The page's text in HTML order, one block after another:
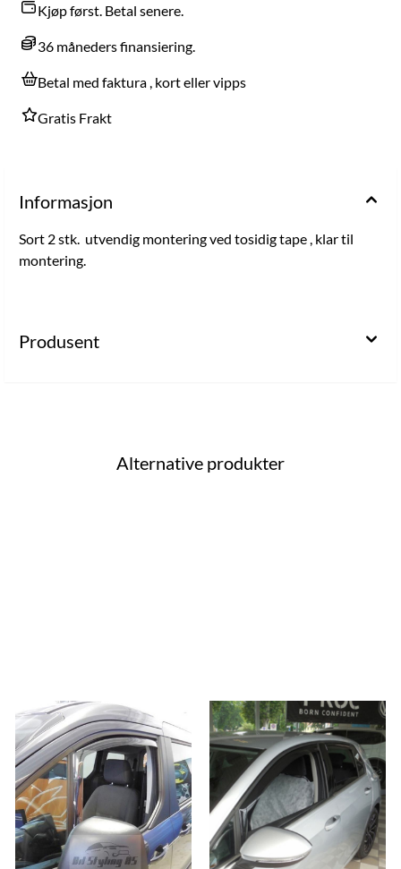
Kjøp først. Betal senere.
36 måneders finansiering.
Betal med faktura , kort eller vipps
Gratis Frakt
Informasjon
Sort 2 stk. utvendig montering ved tosidig tape , klar til
montering.
Produsent
Alternative produkter